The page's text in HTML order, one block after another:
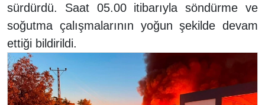
sürdürdü. Saat 05.00 itibarıyla söndürme ve
soğutma çalışmalarının yoğun şekilde devam
ettiği bildirildi.